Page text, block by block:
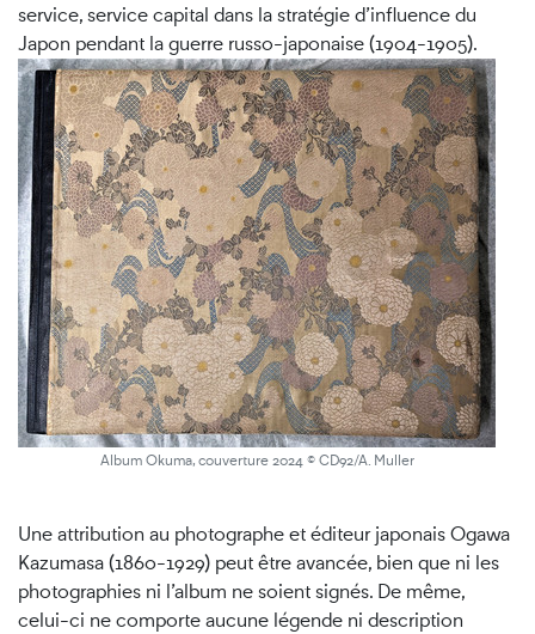
Album Okuma, couverture 2024 © CD92/A. Muller
service, service capital dans la stratégie d’influence du
Japon pendant la guerre russo-japonaise (1904-1905).
Une attribution au photographe et éditeur japonais Ogawa
Kazumasa (1860-1929) peut être avancée, bien que ni les
photographies ni l’album ne soient signés. De même,
celui-ci ne comporte aucune légende ni description